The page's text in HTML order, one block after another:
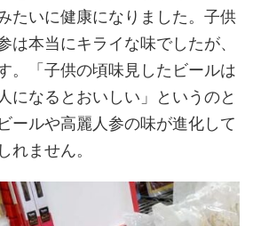
たいに健康になりました。子供
は本当にキライな味でしたが、
。「子供の頃味見したビールは
になるとおいしい」というのと
ールや高麗人参の味が進化して
れません。